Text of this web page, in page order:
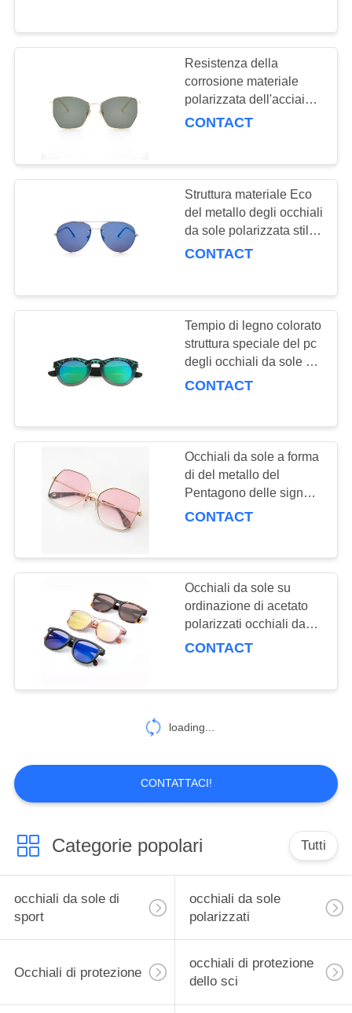
Resistenza della
corrosione materiale
polarizzata dell'acciaio
inossidabile degli
CONTACT
Struttura materiale Eco
del metallo degli occhiali
da sole polarizzata stile
di vita unisex
CONTACT
Tempio di legno colorato
struttura speciale del pc
degli occhiali da sole di
stile di vita di forma
CONTACT
Occhiali da sole a forma
di del metallo del
Pentagono delle signore
di stile di vita delle
CONTACT
Occhiali da sole su
ordinazione di acetato
polarizzati occhiali da
sole di stile di vita del
CONTACT
loading...
CONTATTACI!
Categorie popolari Tutti
occhiali da sole di
sport
occhiali da sole
polarizzati
Occhiali di protezione
occhiali di protezione
dello sci